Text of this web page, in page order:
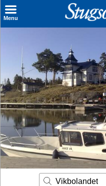
Menu
Sista Minuten
Genvägar
Inspiration
Kontakt
Husägare
Se hur mycket du kan tjäna
Vikbolandet